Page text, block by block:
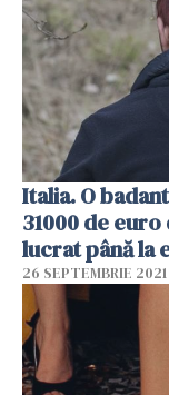
Italia. O
31000 de
lucrat până la
26 SEPTEMBRIE 2021